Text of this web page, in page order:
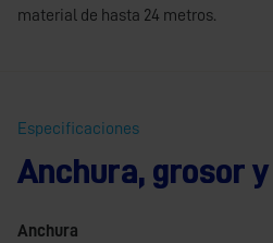
material de hasta 24 metros.
Especificaciones
Anchura, grosor
Anchura